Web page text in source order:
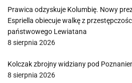
Prawica odzyskuje Kolumbię. Nowy
Espriella obiecuje walkę z
państwowego Lewiatana
8 sierpnia 2026
Kolczak zbrojny widziany pod
8 sierpnia 2026